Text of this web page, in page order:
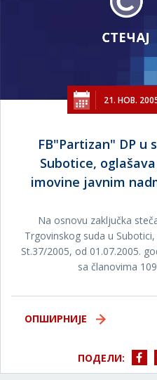
21. НОВ.
FB"Partizan" DP u
Subotice,
imovine javnim
Na osnovu zaključka
Trgovinskog suda u
St.37/2005, od 01.07.2005.
sa članovima
ОПШИРНИЈЕ
ПОДЕЛИ: